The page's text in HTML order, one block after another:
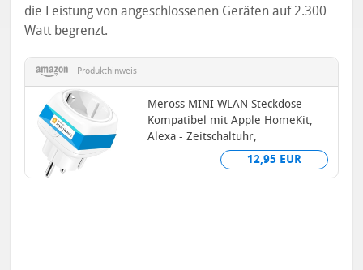
die Leistung von angeschlossenen Geräten auf 2.300
Watt begrenzt.
Produkthinweis
Meross MINI WLAN Steckdose -
Kompatibel mit Apple HomeKit,
Alexa - Zeitschaltuhr,
Sprachsteuerung und App
Fernsteuerung...
12,95 EUR